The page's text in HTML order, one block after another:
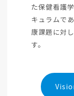
た保健看護
キュラムで
康課題に対
す。